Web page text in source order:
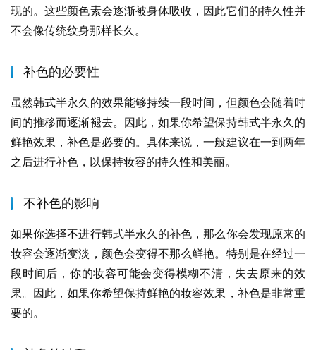
现的。这些颜色素会逐渐被身体吸收，因此它们的持久性并
不会像传统纹身那样长久。
补色的必要性
虽然韩式半永久的效果能够持续一段时间，但颜色会随着时
间的推移而逐渐褪去。因此，如果你希望保持韩式半永久的
鲜艳效果，补色是必要的。具体来说，一般建议在一到两年
之后进行补色，以保持妆容的持久性和美丽。
不补色的影响
如果你选择不进行韩式半永久的补色，那么你会发现原来的
妆容会逐渐变淡，颜色会变得不那么鲜艳。特别是在经过一
段时间后，你的妆容可能会变得模糊不清，失去原来的效
果。因此，如果你希望保持鲜艳的妆容效果，补色是非常重
要的。